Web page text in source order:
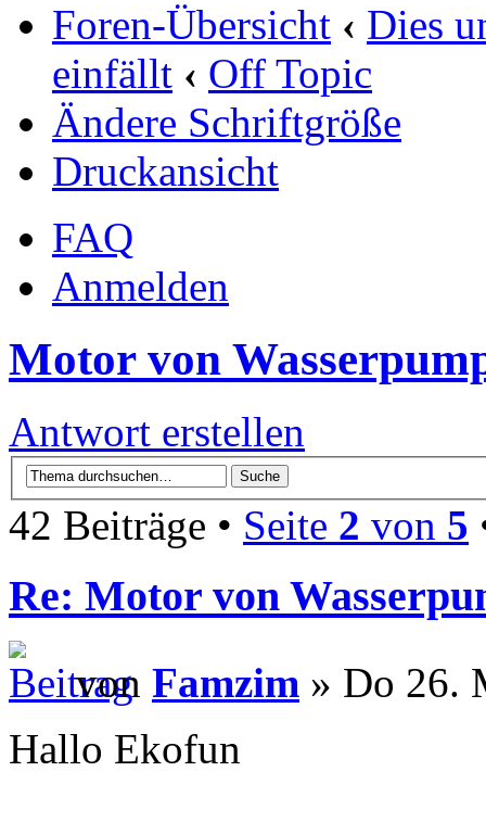
Foren-Übersicht ‹ Dies
einfällt ‹ Off Topic
Ändere Schriftgröße
Druckansicht
FAQ
Anmelden
Motor von
Antwort erstellen
42 Beiträge • Seite 2 von 5
Re: Motor von
von Famzim » Do 26.
Hallo Ekofun